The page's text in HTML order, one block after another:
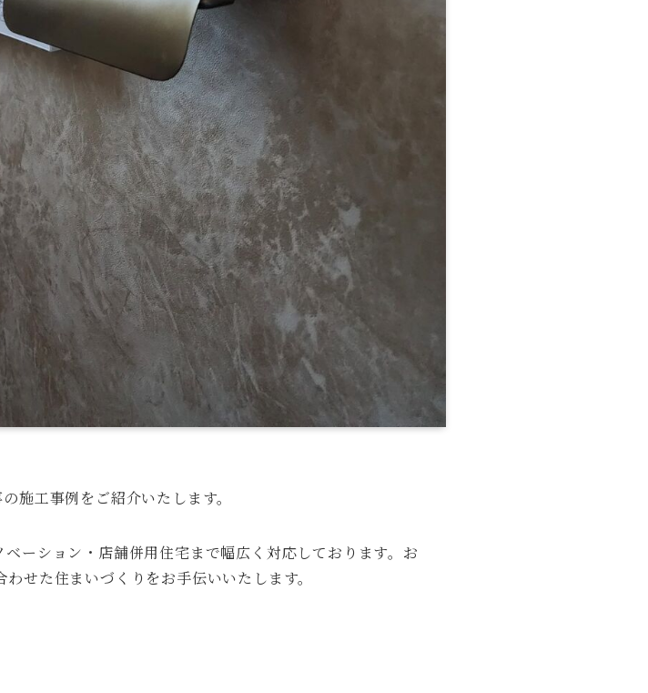
施工事例をご紹介いたします。
ーション・店舗併用住宅まで幅広く対応しております。お
せた住まいづくりをお手伝いいたします。